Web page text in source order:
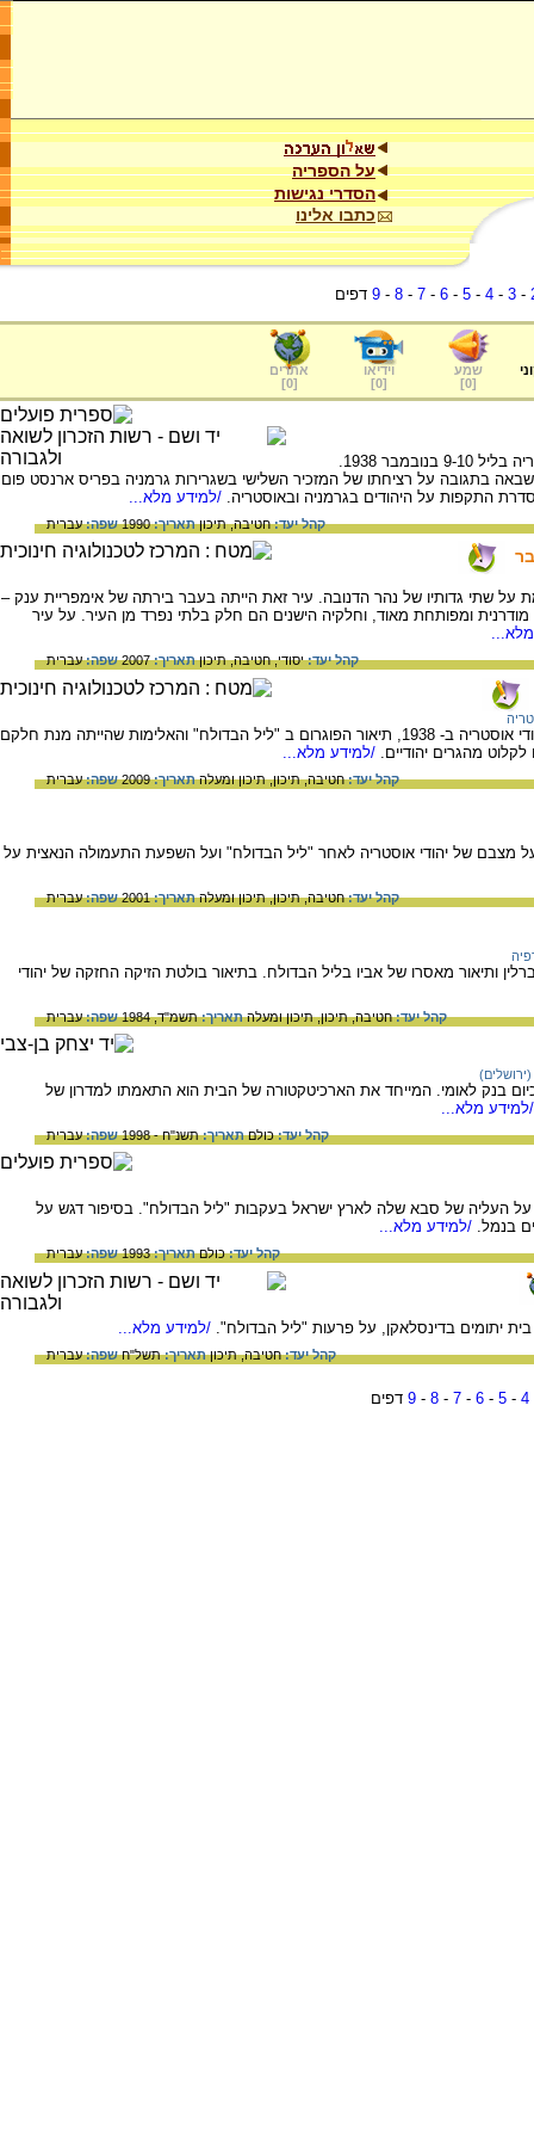
על הספריה
הסדרי נגישות
כתבו אלינו
-
3
-
4
-
5
-
6
-
7
-
8
-
9 דפים
שמע
[
0
]
וידיאו
[
0
]
אתרים
[
0
]
כינוי לפוגרום שהתחולל ברחבי גרמניה ואוסטריה בליל 9-10 בנובמבר 1938.
בתגובה על רציחתו של המזכיר השלישי בשגרירות גרמניה בפריס ארנסט פום
התקפות על היהודים בגרמניה ובאוסטריה. /למידע מלא...
קהל יעד:חטיבה,תיכוןתאריך:1990 שפה:עברית
על שתי גדותיו של נהר הדנובה. עיר זאת הייתה בעבר בירתה של אימפריית ענק –
מודרנית ומפותחת מאוד, וחלקיה הישנים הם חלק בלתי נפרד מן העיר. על עיר
קהל יעד:יסודי,חטיבה,תיכוןתאריך:2007 שפה:עברית
על ההחרפה במצבם של יהודי גרמניה ושל יהודי אוסטריה ב- 1938, תיאור הפוגרום ב "ליל הבדולח" והאלימות שהייתה מנת חלקם
מהגרים יהודיים. /למידע מלא...
קהל יעד:חטיבה,תיכון,תיכון ומעלהתאריך:2009 שפה:עברית
על מצבם של יהודי אוסטריה לאחר "ליל הבדולח" ועל השפעת התעמולה הנאצית על
קהל יעד:חטיבה,תיכון,תיכון ומעלהתאריך:2001 שפה:עברית
ותיאור מאסרו של אביו בליל הבדולח. בתיאור בולטת הזיקה החזקה של יהודי
קהל יעד:חטיבה,תיכון,תיכון ומעלהתאריך:תשמ"ד, 1984 שפה:עברית
בנק לאומי. המייחד את הארכיטקטורה של הבית הוא התאמתו למדרון של
מלא...
קהל יעד:כולםתאריך:תשנ"ח - 1998 שפה:עברית
העליה של סבא שלה לארץ ישראל בעקבות "ליל הבדולח". בסיפור דגש על
בנמל. /למידע מלא...
קהל יעד:כולםתאריך:1993 שפה:עברית
יתומים בדינסלאקן, על פרעות "ליל הבדולח". /למידע מלא...
קהל יעד:חטיבה,תיכוןתאריך:תשל"חשפה:עברית
4
-
5
-
6
-
7
-
8
-
9 דפים